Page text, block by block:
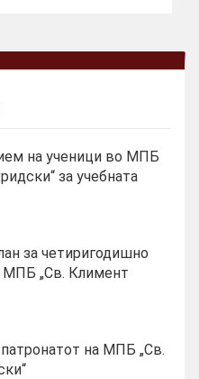
на ученици во МПБ
за учебната
за четиригодишно
МПБ „Св. Климент
на МПБ „Св.